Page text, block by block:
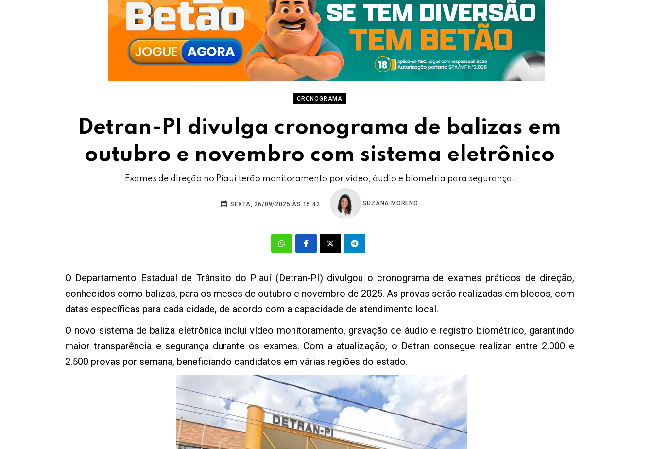
CRONOGRAMA
Detran-PI divulga cronograma de balizas em
outubro e novembro com sistema eletrônico
Exames de direção no Piauí terão monitoramento por vídeo, áudio e biometria para segurança.
SEXTA, 26/09/2025 ÀS 15:42 SUZANA MORENO
O Departamento Estadual de Trânsito do Piauí (Detran-PI) divulgou o cronograma de exames práticos de direção,
conhecidos como balizas, para os meses de outubro e novembro de 2025. As provas serão realizadas em blocos, com
datas específicas para cada cidade, de acordo com a capacidade de atendimento local.
O novo sistema de baliza eletrônica inclui vídeo monitoramento, gravação de áudio e registro biométrico, garantindo
maior transparência e segurança durante os exames. Com a atualização, o Detran consegue realizar entre 2.000 e
2.500 provas por semana, beneficiando candidatos em várias regiões do estado.